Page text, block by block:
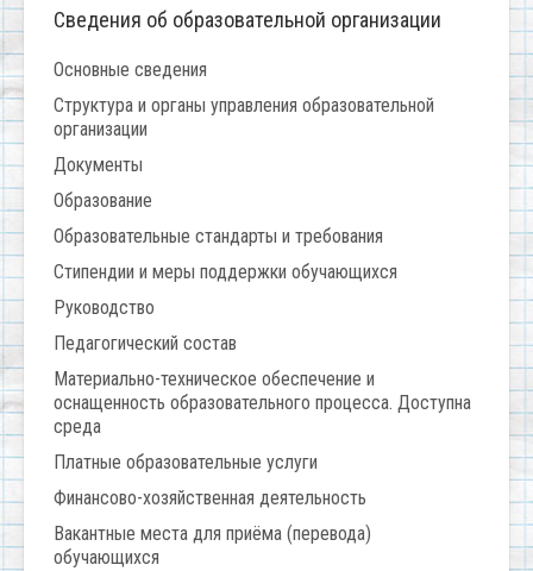
Сведения об образовательной организации
Основные сведения
Структура и органы управления образовательной
организации
Документы
Образование
Образовательные стандарты и требования
Стипендии и меры поддержки обучающихся
Руководство
Педагогический состав
Материально-техническое обеспечение и
оснащенность образовательного процесса. Доступна
среда
Платные образовательные услуги
Финансово-хозяйственная деятельность
Вакантные места для приёма (перевода)
обучающихся